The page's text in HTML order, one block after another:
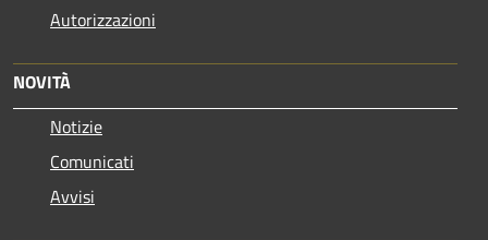
Autorizzazioni
NOVITÀ
Notizie
Comunicati
Avvisi